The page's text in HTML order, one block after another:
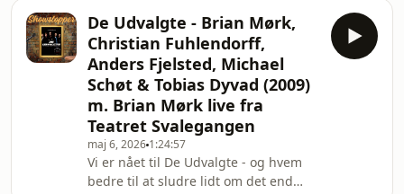
Lills Comedy Club. Vi nørder igennem
- møder en vampyr i publikum, og så
begraver Bjørn og Ane deres årelange
strid! God fornøjelse! Bjørn &amp;
Søren Hosted on Acast. See
acast.com/privacy for more
information.
De Udvalgte - Brian Mørk,
Christian Fuhlendorff,
Anders Fjelsted, Michael
Schøt & Tobias Dyvad (2009)
m. Brian Mørk live fra
Teatret Svalegangen
maj 6, 2026 1:24:57
Vi er nået til De Udvalgte - og hvem
bedre til at sludre lidt om det end